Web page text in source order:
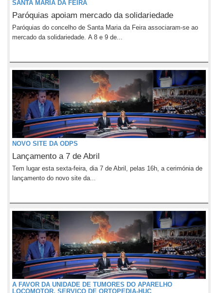
SANTA MARIA DA FEIRA
Paróquias apoiam mercado da solidariedade
Paróquias do concelho de Santa Maria da Feira associaram-se ao
mercado da solidariedade. A 8 e 9 de...
NOVO SITE DA ODPS
Lançamento a 7 de Abril
Tem lugar esta sexta-feira, dia 7 de Abril, pelas 16h, a cerimónia de
lançamento do novo site da...
A FAVOR DA UNIDADE DE TUMORES DO APARELHO
LOCOMOTOR, SERVIÇO DE ORTOPEDIA-HUC